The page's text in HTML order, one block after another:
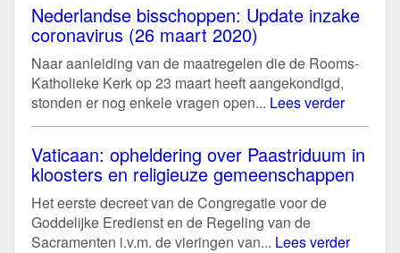
Nederlandse bisschoppen: Update inzake
coronavirus (26 maart 2020)
Naar aanleiding van de maatregelen die de Rooms-
Katholieke Kerk op 23 maart heeft aangekondigd,
stonden er nog enkele vragen open... Lees verder
Vaticaan: opheldering over Paastriduum in
kloosters en religieuze gemeenschappen
Het eerste decreet van de Congregatie voor de
Goddelijke Eredienst en de Regeling van de
Sacramenten i.v.m. de vieringen van... Lees verder